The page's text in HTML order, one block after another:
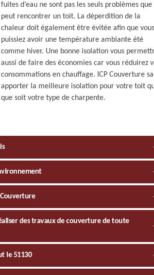
fuites d’eau ne sont pas les seuls problèmes que
peut rencontrer un toit. La déperdition de la
chaleur doit également être évitée afin que vous
puissiez avoir une température ambiante été
comme hiver. Une bonne isolation vous
aussi de faire des économies car vous réduirez
consommations en chauffage. ICP Couverture
apporter la meilleure isolation pour votre toit
que soit votre type de charpente.
des travaux de couverture de toute
le 51130